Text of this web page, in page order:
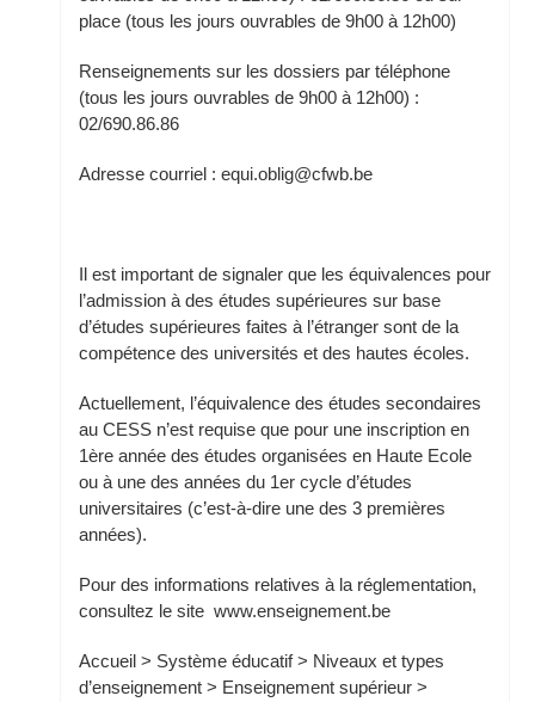
place (tous les jours ouvrables de 9h00 à 12h00)
Renseignements sur les dossiers par téléphone
(tous les jours ouvrables de 9h00 à 12h00) :
02/690.86.86
Adresse courriel : equi.oblig@cfwb.be
Il est important de signaler que les équivalences pour
l’admission à des études supérieures sur base
d’études supérieures faites à l’étranger sont de la
compétence des universités et des hautes écoles.
Actuellement, l’équivalence des études secondaires
au CESS n’est requise que pour une inscription en
1ère année des études organisées en Haute Ecole
ou à une des années du 1er cycle d’études
universitaires (c’est-à-dire une des 3 premières
années).
Pour des informations relatives à la réglementation,
consultez le site www.enseignement.be
Accueil > Système éducatif > Niveaux et types
d’enseignement > Enseignement supérieur >